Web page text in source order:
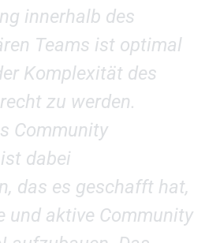
innerhalb des
Teams ist optimal
Komplexität des
zu werden.
Community
dabei
das es geschafft hat,
und aktive Community